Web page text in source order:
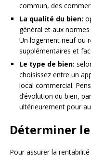
commun, des
La qualité du bien:
général et aux
Un logement neuf ou
supplémentaires et
Le type de bien:
choisissez entre un
local commercial.
d’évolution du bien,
ultérieurement pour
Déterminer
Pour assurer la